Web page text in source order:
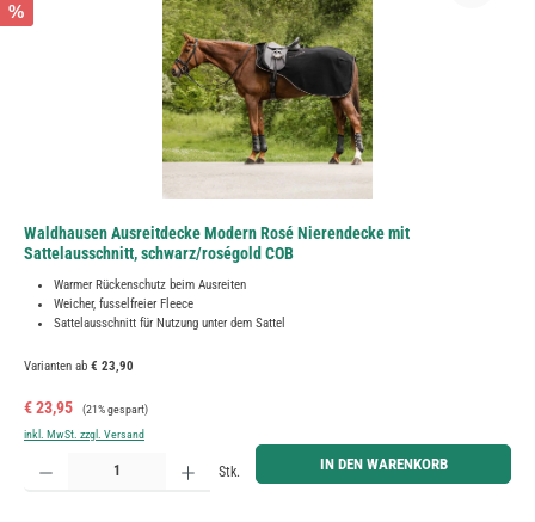
%
Waldhausen Ausreitdecke Modern Rosé Nierendecke mit
Sattelausschnitt, schwarz/roségold COB
Warmer Rückenschutz beim Ausreiten
Weicher, fusselfreier Fleece
Sattelausschnitt für Nutzung unter dem Sattel
Varianten ab € 23,90
Verkaufspreis:
€ 23,95 Regulärer Preis:
(21% gespart)
inkl. MwSt. zzgl. Versand
Produkt Anzahl: Gib den gewünschten Wert ein oder benutze die Schaltflächen um die Anzahl zu
Stk. IN DEN WARENKORB